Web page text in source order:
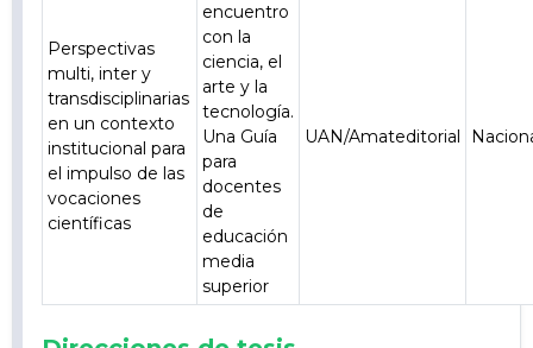
Perspectivas
multi, inter y
transdisciplinarias
en un contexto
institucional para
el impulso de las
vocaciones
científicas
encuentro
con la
ciencia, el
arte y la
tecnología.
Una Guía
para
docentes
de
educación
media
superior
UAN/Amateditorial